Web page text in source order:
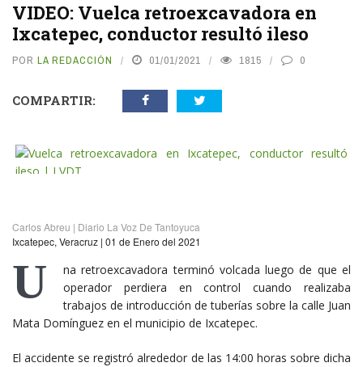
VIDEO: Vuelca retroexcavadora en
Ixcatepec, conductor resultó ileso
POR LA REDACCIÓN 01/01/2021 1815 0
COMPARTIR:
Carlos Abreu | Diario La Voz De Tantoyuca
Ixcatepec, Veracruz | 01 de Enero del 2021
U
na retroexcavadora terminó volcada luego de que el
operador perdiera en control cuando realizaba
trabajos de introducción de tuberías sobre la calle Juan
Mata Domínguez en el municipio de Ixcatepec.
El accidente se registró alrededor de las 14:00 horas sobre dicha